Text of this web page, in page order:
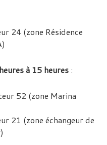
24 (zone Résidence
à 15 heures :
52 (zone Marina
21 (zone échangeur de